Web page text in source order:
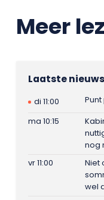
Meer
Laatste nieuws
di 11:00
ma 10:15
nog
vr 11:00
Niet
wel